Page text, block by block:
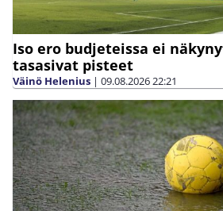
Iso ero budjeteissa ei
tasasivat pisteet
Väinö Helenius | 09.08.202622:21